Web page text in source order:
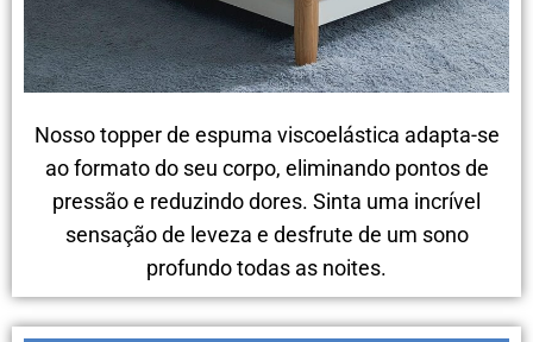
Nosso topper de espuma viscoelástica adapta-se
ao formato do seu corpo, eliminando pontos de
pressão e reduzindo dores. Sinta uma incrível
sensação de leveza e desfrute de um sono
profundo todas as noites.